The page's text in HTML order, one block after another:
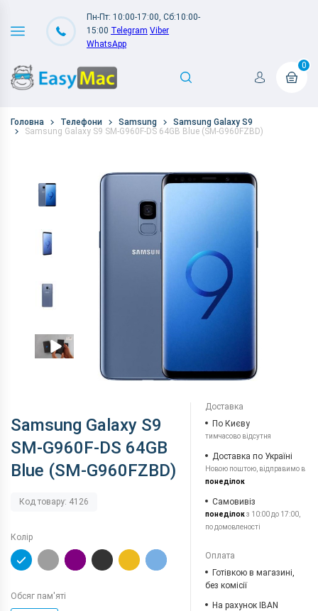
Пн-Пт: 10:00-17:00, Сб:10:00-
15:00 Telegram Viber
WhatsApp
0
Головна Телефони Samsung
Samsung Galaxy S9
Samsung Galaxy S9 SM-G960F-DS 64GB Blue (SM-G960FZBD)
Samsung Galaxy S9
SM-G960F-DS 64GB
Blue (SM-G960FZBD)
Код товару: 4126
Колір
Обсяг пам'яті
Доставка
По Києву
тимчасово відсутня
Доставка по Україні
Новою поштою, відправимо в
понеділок
Самовивіз
понеділокз 10:00 до 17:00,
по домовленості
Оплата
Готівкою в магазині,
без комісії
На рахунок IBAN